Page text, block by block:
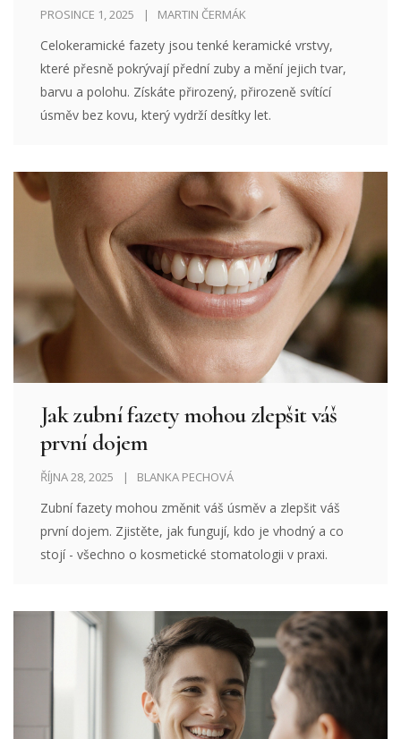
PROSINCE 1, 2025 MARTIN ČERMÁK
Celokeramické fazety jsou tenké keramické vrstvy,
které přesně pokrývají přední zuby a mění jejich tvar,
barvu a polohu. Získáte přirozený, přirozeně svítící
úsměv bez kovu, který vydrží desítky let.
Jak zubní fazety mohou zlepšit váš
první dojem
ŘÍJNA 28, 2025 BLANKA PECHOVÁ
Zubní fazety mohou změnit váš úsměv a zlepšit váš
první dojem. Zjistěte, jak fungují, kdo je vhodný a co
stojí - všechno o kosmetické stomatologii v praxi.